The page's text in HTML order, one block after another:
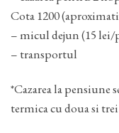
Cota 1200
– micul dejun (15 lei/
– transportul
*Cazarea la pensiune
termica cu doua si